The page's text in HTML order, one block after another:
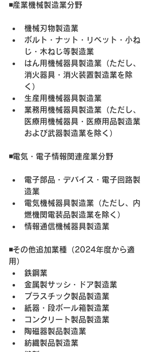
◾️産業機械製造業分野
機械刃物製造業
ボルト・ナット・リベット・小ね
じ・木ねじ等製造業
はん用機械器具製造業（ただし、
消火器具・消火装置製造業を除
く）
生産用機械器具製造業
業務用機械器具製造業（ただし、
医療用機械器具・医療用品製造業
および武器製造業を除く）
◾️電気・電子情報関連産業分野
電子部品・デバイス・電子回路製
造業
電気機械器具製造業（ただし、内
燃機関電装品製造業を除く）
情報通信機械器具製造業
◾️その他追加業種（2024年度から適
用）
鉄鋼業
金属製サッシ・ドア製造業
プラスチック製品製造業
紙器・段ボール箱製造業
コンクリート製品製造業
陶磁器製品製造業
紡織製品製造業